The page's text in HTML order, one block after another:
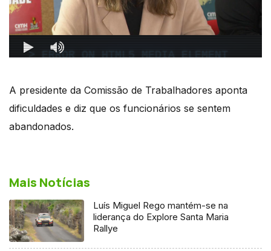
A presidente da Comissão de Trabalhadores aponta
dificuldades e diz que os funcionários se sentem
abandonados.
Mais Notícias
Luís Miguel Rego mantém-se na
liderança do Explore Santa Maria
Rallye